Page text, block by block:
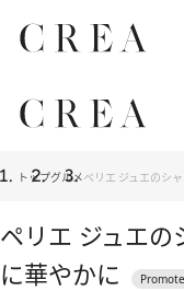
トップグルメペリエ ジュエのシ
ペリエ ジュエ
に華やかに